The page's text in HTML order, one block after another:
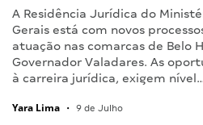
A Residência Jurídica do
Gerais está com novos
atuação nas comarcas de Belo
Governador Valadares. As
à carreira jurídica, exigem
Yara Lima • 9 de Julho